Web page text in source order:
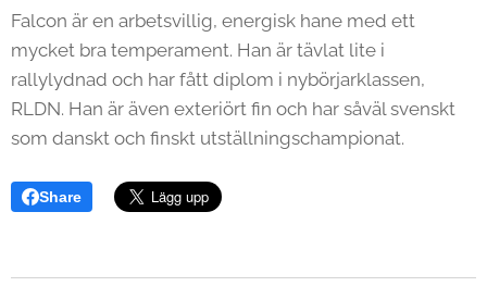
Falcon är en arbetsvillig, energisk hane med ett
mycket bra temperament. Han är tävlat lite i
rallylydnad och har fått diplom i nybörjarklassen,
RLDN. Han är även exteriört fin och har såväl svenskt
som danskt och finskt utställningschampionat.
Share